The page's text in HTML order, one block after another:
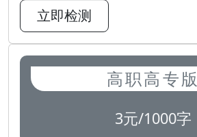
立即检测
高职高专版
3元/1000字